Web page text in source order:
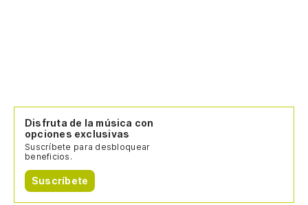
Disfruta de la música con
opciones exclusivas
Suscríbete para desbloquear
beneficios.
Suscríbete